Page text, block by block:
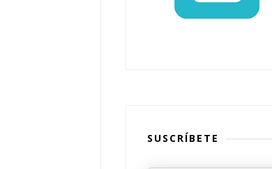
SUSCRÍBETE